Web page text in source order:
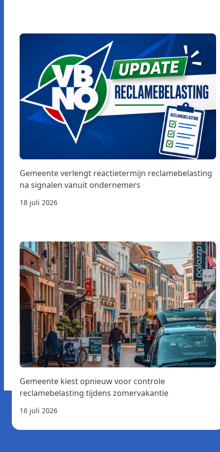
Gemeente verlengt reactietermijn reclamebelasting
na signalen vanuit ondernemers
18 juli 2026
Gemeente kiest opnieuw voor controle
reclamebelasting tijdens zomervakantie
16 juli 2026